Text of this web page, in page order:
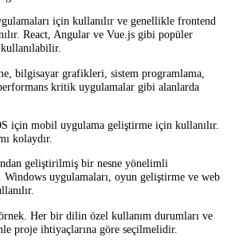
bağlı olarak değişebilir. Ancak
kolaylığı, güçlü topluluk desteği, geniş
açısından bazı diller diğerlerinden
gören bazı
en iyi yazılım
yapay zeka, makine öğrenimi, web
geliştirme, büyük ölçekli yazılımlar,
için kullanılır. Nesne yönelimli